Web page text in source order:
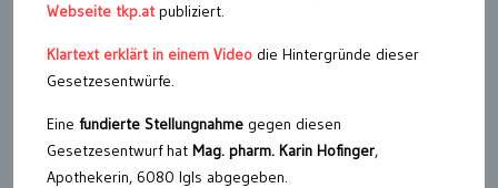
Webseite tkp.atpubliziert.
Klartext erklärt in einem Video die Hintergründe dieser
Gesetzesentwürfe.
Eine fundierte Stellungnahme gegen diesen
Gesetzesentwurf hat Mag. pharm. Karin Hofinger,
Apothekerin, 6080 Igls abgegeben.